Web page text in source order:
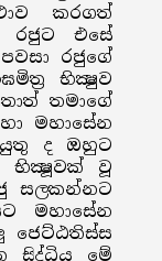
කරගත්
රජුට එසේ
රජුගේ
භික්‍ෂුව
තමාගේ
මහාසේන
ද ඔහුට
භික්‍ෂූවක් වූ
සලකන්නට
මහාසේන
ජෙට්ඨතිස්ස
සිද්ධිය මේ